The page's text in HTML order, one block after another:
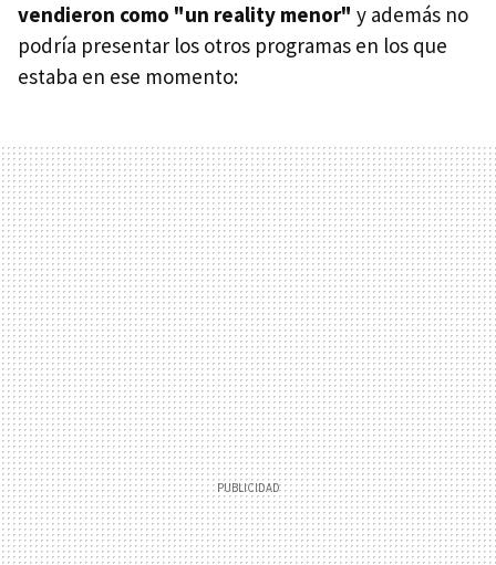
vendieron como "un reality menor" y además no
podría presentar los otros programas en los que
estaba en ese momento: